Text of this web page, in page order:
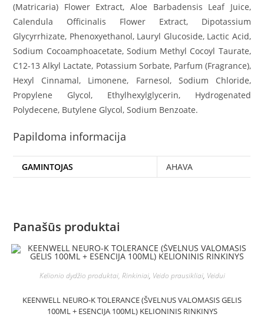
(Matricaria) Flower Extract, Aloe Barbadensis Leaf Juice,
Calendula Officinalis Flower Extract, Dipotassium
Glycyrrhizate, Phenoxyethanol, Lauryl Glucoside, Lactic Acid,
Sodium Cocoamphoacetate, Sodium Methyl Cocoyl Taurate,
C12-13 Alkyl Lactate, Potassium Sorbate, Parfum (Fragrance),
Hexyl Cinnamal, Limonene, Farnesol, Sodium Chloride,
Propylene Glycol, Ethylhexylglycerin, Hydrogenated
Polydecene, Butylene Glycol, Sodium Benzoate.
Papildoma informacija
GAMINTOJAS AHAVA
Panašūs produktai
Kelionio dydžio produktai, Rinkiniai, Veido prausikliai, Veidui
KEENWELL NEURO-K TOLERANCE (ŠVELNUS VALOMASIS GELIS
100ML + ESENCIJA 100ML) KELIONINIS RINKINYS